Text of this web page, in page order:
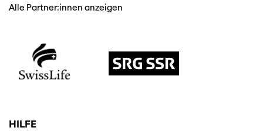
Alle Partner:innen anzeigen
HILFE